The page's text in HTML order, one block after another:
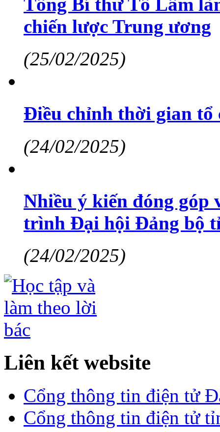
chiến lược Trung ương
(25/02/2025)
Điều chỉnh thời gian tổ
(24/02/2025)
Nhiều ý kiến đóng góp
trình Đại hội Đảng bộ
(24/02/2025)
Liên kết website
Cổng thông tin điện tử
Cổng thông tin điện tử